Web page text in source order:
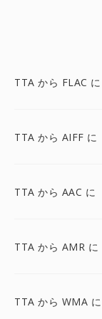
TTA から FLAC に
TTA から AIFF に
TTA から AAC に
TTA から AMR に
TTA から WMA に